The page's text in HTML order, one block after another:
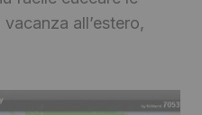
all’estero,